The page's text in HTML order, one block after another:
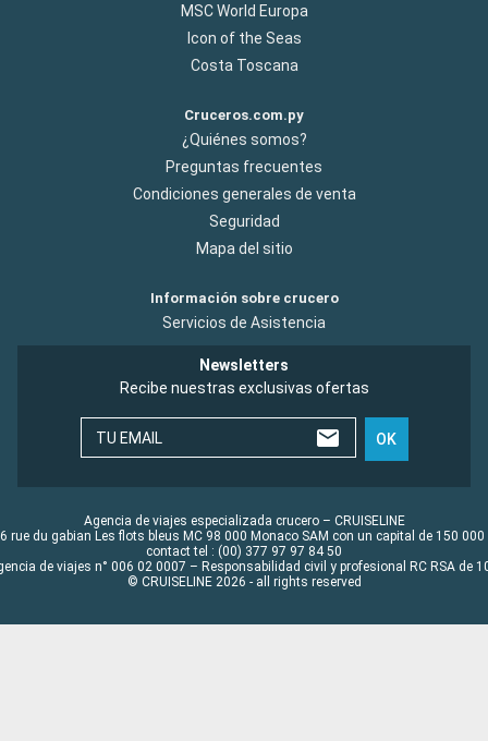
MSC World Europa
Icon of the Seas
Costa Toscana
Cruceros.com.py
¿Quiénes somos?
Preguntas frecuentes
Condiciones generales de venta
Seguridad
Mapa del sitio
Información sobre crucero
Servicios de Asistencia
Newsletters
Recibe nuestras exclusivas ofertas
TU EMAIL OK
Agencia de viajes especializada crucero – CRUISELINE
rue du gabian Les flots bleus MC 98 000 Monaco SAM con un capital de 150 000
contact tel : (00) 377 97 97 84 50
de viajes n° 006 02 0007 – Responsabilidad civil y profesional RC RSA de
© CRUISELINE 2026 - all rights reserved